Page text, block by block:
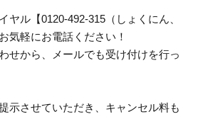
ヤル【0120-492-315（しょくにん、
気軽にお電話ください！
せから、メールでも受け付けを行っ
示させていただき、キャンセル料も